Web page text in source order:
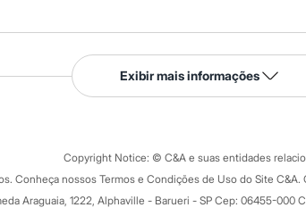
Serviços
Tipos de
Formas de
Todas as
Minha C&A
Exibir mais informações
Copyright Notice: © C&A e suas entidades
Conheça nossos Termos e Condições de Uso do Site
Araguaia, 1222, Alphaville - Barueri - SP Cep: 06455-000